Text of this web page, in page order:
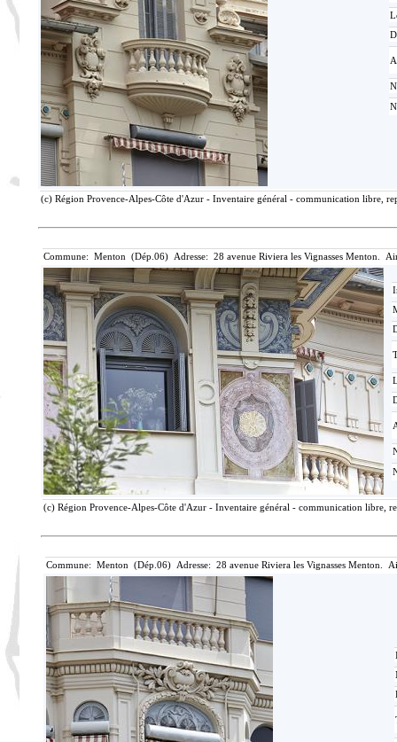
(c) Région Provence-Alpes-Côte d'Azur - Inventaire général - communication libre,
Commune: Menton (Dép.06) Adresse: 28 avenue Riviera les Vignasses Menton.
(c) Région Provence-Alpes-Côte d'Azur - Inventaire général - communication libre,
Commune: Menton (Dép.06) Adresse: 28 avenue Riviera les Vignasses Menton.